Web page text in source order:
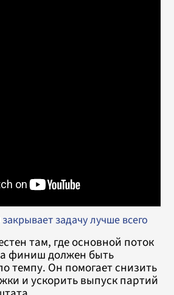
задачу лучше всего
там, где основной поток
финиш должен быть
темпу. Он помогает снизить
и ускорить выпуск партий